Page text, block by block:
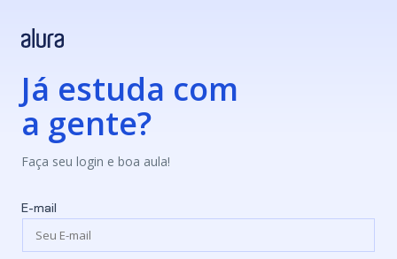
Já estuda com
a gente?
Faça seu login e boa aula!
E-mail